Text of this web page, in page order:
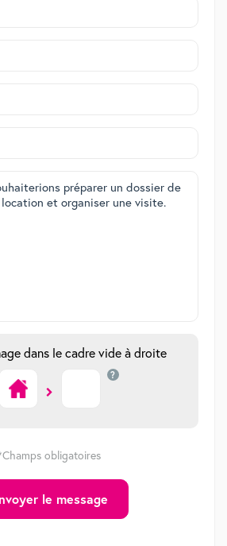
dans le cadre vide à droite
?
obligatoires
le message